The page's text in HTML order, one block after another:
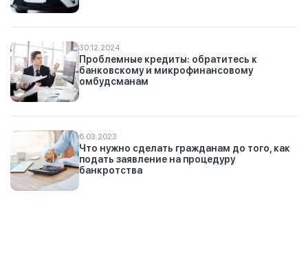
30.12.2024
Проблемные кредиты: обратитесь к
банковскому и микрофинансовому
омбудсманам
6.03.2023
Что нужно сделать гражданам до того, как
подать заявление на процедуру
банкротства